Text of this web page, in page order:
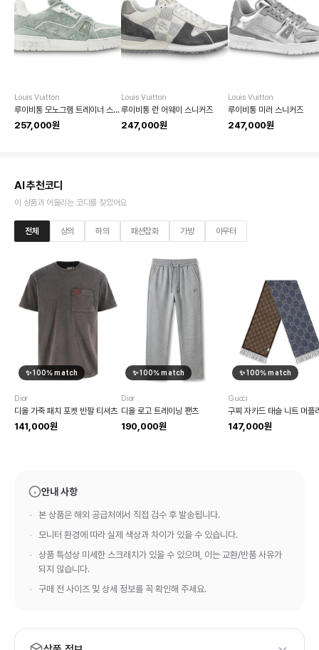
Louis Vuitton
루이비통 모노그램 트레이너 스니커즈
257,000원
Louis Vuitton
루이비통 런 어웨이 스니커즈
247,000원
Louis Vuitton
루이비통 미러 스니커즈
247,000원
AI 추천코디
이 상품과 어울리는 코디를 찾았어요
전체 상의 하의 패션잡화 가방 아우터
✨100% match
Dior
디올 가죽 패치 포켓 반팔 티셔츠
141,000원
✨100% match
Dior
디올 로고 트레이닝 팬츠
190,000원
✨100% match
Gucci
구찌 자카드 태슬 니트 머플
147,000원
안내 사항
본 상품은 해외 공급처에서 직접 검수 후 발송됩니다.
모니터 환경에 따라 실제 색상과 차이가 있을 수 있습니다.
상품 특성상 미세한 스크래치가 있을 수 있으며, 이는 교환/반품 사유가
되지 않습니다.
구매 전 사이즈 및 상세 정보를 꼭 확인해 주세요.